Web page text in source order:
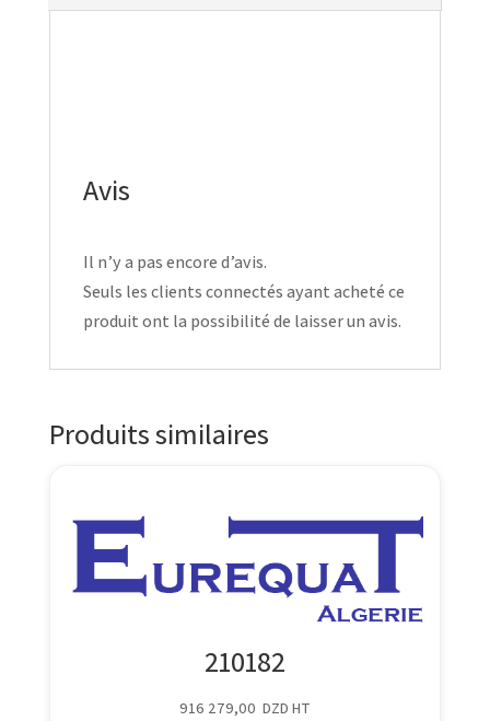
Avis
Il n’y a pas encore d’avis.
Seuls les clients connectés ayant acheté ce
produit ont la possibilité de laisser un avis.
Produits similaires
210182
916 279,00 DZD HT